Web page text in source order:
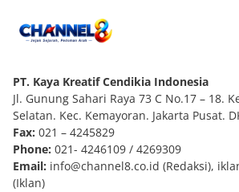
PT. Kaya Kreatif Cendikia Indonesia
Jl. Gunung Sahari Raya 73 C No.17 – 18.
Selatan. Kec. Kemayoran. Jakarta Pusat.
Fax: 021 – 4245829
Phone: 021- 4246109 / 4269309
Email: info@channel8.co.id (Redaksi),
(Iklan)